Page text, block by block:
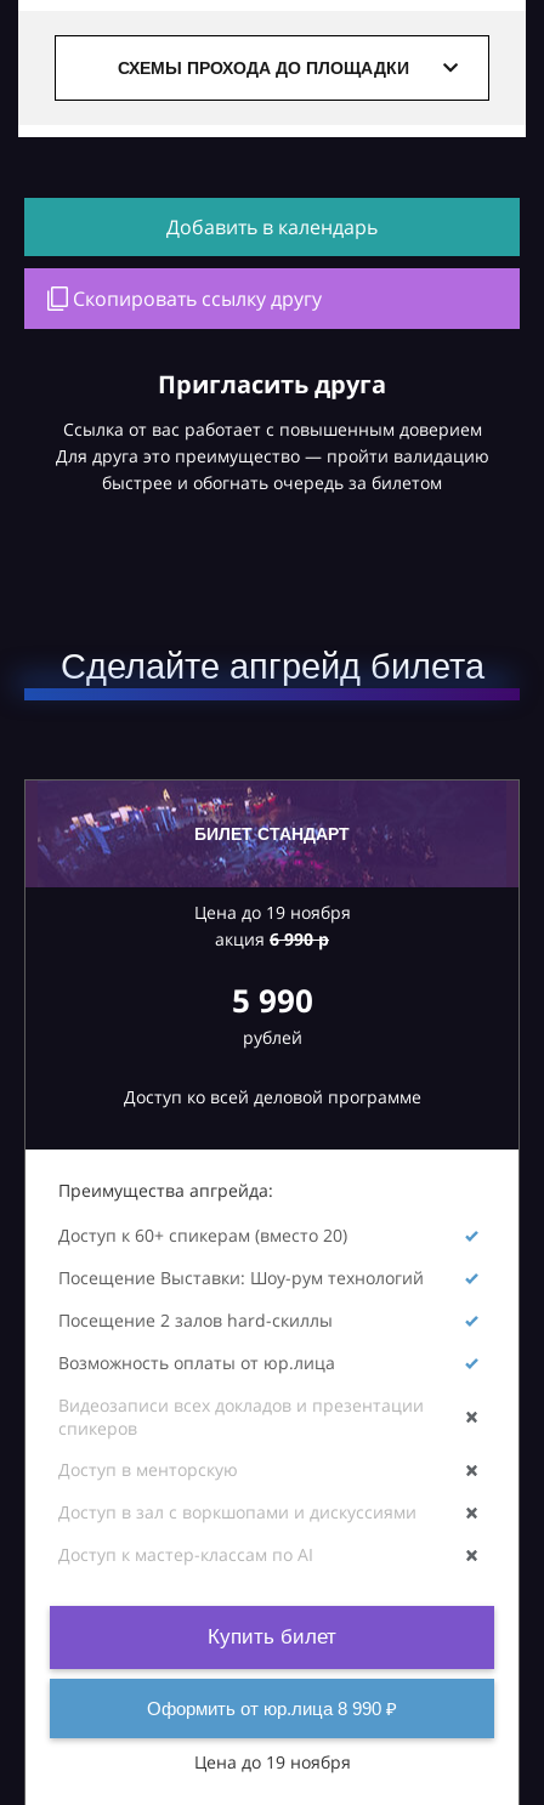
СХЕМЫ ПРОХОДА ДО ПЛОЩАДКИ
Добавить в календарь
Скопировать ссылку другу
Пригласить друга
Ссылка от вас работает с повышенным доверием
Для друга это преимущество — пройти валидацию
быстрее и обогнать очередь за билетом
Сделайте апгрейд билета
БИЛЕТ СТАНДАРТ
Цена до 19 ноября
акция 6990 р
5 990
рублей
Доступ ко всей деловой программе
Преимущества апгрейда:
Доступ к 60+ спикерам (вместо 20)
Посещение Выставки: Шоу-рум технологий
Посещение 2 залов hard-скиллы
Возможность оплаты от юр.лица
Видеозаписи всех докладов и презентации
спикеров
Доступ в менторскую
Доступ в зал с воркшопами и дискуссиями
Доступ к мастер-классам по AI
Купить билет
Оформить от юр.лица 8 990 ₽
Цена до 19 ноября